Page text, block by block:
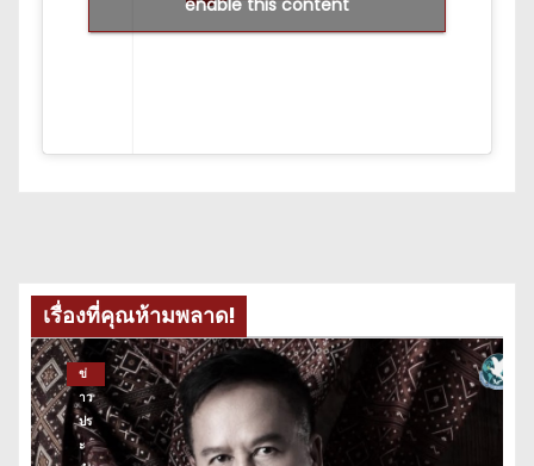
enable this content
เรื่องที่คุณห้ามพลาด!
ข่
าว
ปร
ะ